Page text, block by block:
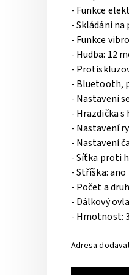
- Funkce
- Skládání na
- Funkce
- Hudba: 12
-
- Bluetooth,
- Nastavení
- Hrazdička s
- Nastavení
- Nastavení
- Síťka proti
- Stříška: ano
- Počet a
- Dálkový
- Hmotnost:
Adresa